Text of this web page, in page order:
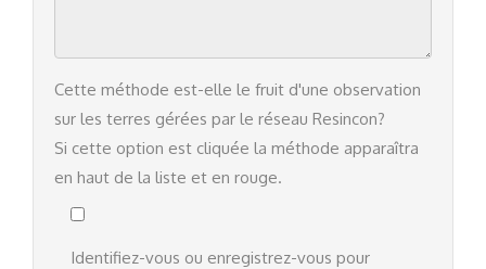
Cette méthode est-elle le fruit d'une observation
sur les terres gérées par le réseau Resincon?
Si cette option est cliquée la méthode apparaîtra
en haut de la liste et en rouge.
Identifiez-vous ou enregistrez-vous pour